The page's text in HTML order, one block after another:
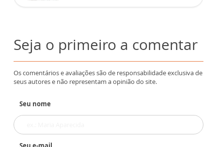
Seja o primeiro a comentar
Os comentários e avaliações são de responsabilidade exclusiva de
seus autores e não representam a opinião do site.
Seu nome